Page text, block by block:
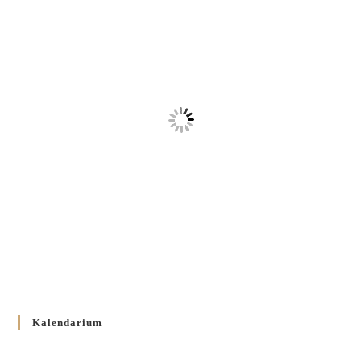
Kalendarium